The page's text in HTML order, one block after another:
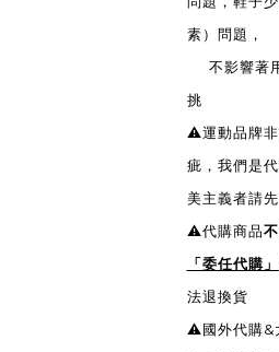
素）問題，
不影響著用
挑
⚠️運動品牌非
疵，我們是
美主義者請
⚠️代購商品
「委任代購
法退換貨
⚠️國外代購&